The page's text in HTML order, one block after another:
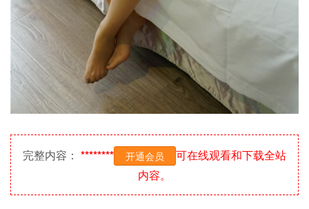
完整内容： ******** 开通会员
可在线观看和下载全站
内容。